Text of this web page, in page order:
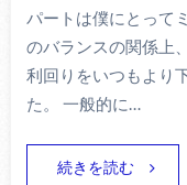
パートは僕にとって
のバランスの関係上
利回りをいつもより
た。 一般的に…
続きを読む